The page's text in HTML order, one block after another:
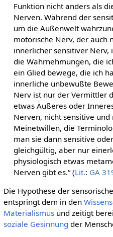
Funktion nicht anders als
Nerven. Während der
um die Außenwelt
motorische Nerv, der auch
innerlicher sensitiver
die Wahrnehmungen, die
ein Glied bewege, die ich
innerliche unbewußte
Nerv ist nur der Vermittler
etwas Äußeres oder
Nerven, nicht sensitive
Meinetwillen, die
man sie dann sensitive
gleichgültig, aber nur
physiologisch etwas
Nerven gibt es.“ (Lit.: GA
Die Hypothese der
entspringt dem in den
Materialismusund zeitigt
soziale Gesinnung der